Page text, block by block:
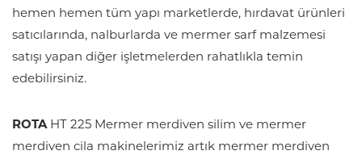
hemen hemen tüm yapı marketlerde, hırdavat ürünleri
satıcılarında, nalburlarda ve mermer sarf malzemesi
satışı yapan diğer işletmelerden rahatlıkla temin
edebilirsiniz.
ROTAHT 225 Mermer merdiven silim ve mermer
merdiven cila makinelerimiz artık mermer merdiven